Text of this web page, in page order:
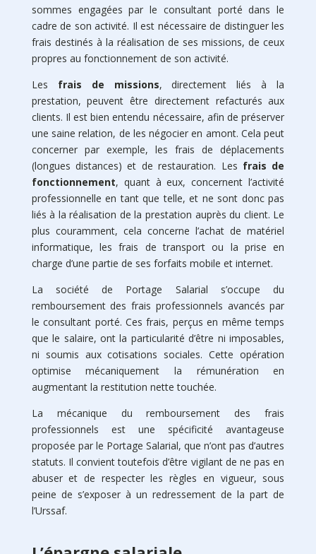
sommes engagées par le consultant porté dans le
cadre de son activité. Il est nécessaire de distinguer les
frais destinés à la réalisation de ses missions, de ceux
propres au fonctionnement de son activité.
Les frais de missions, directement liés à la
prestation, peuvent être directement refacturés aux
clients. Il est bien entendu nécessaire, afin de préserver
une saine relation, de les négocier en amont. Cela peut
concerner par exemple, les frais de déplacements
(longues distances) et de restauration. Les frais de
fonctionnement, quant à eux, concernent l’activité
professionnelle en tant que telle, et ne sont donc pas
liés à la réalisation de la prestation auprès du client. Le
plus couramment, cela concerne l’achat de matériel
informatique, les frais de transport ou la prise en
charge d’une partie de ses forfaits mobile et internet.
La société de Portage Salarial s’occupe du
remboursement des frais professionnels avancés par
le consultant porté. Ces frais, perçus en même temps
que le salaire, ont la particularité d’être ni imposables,
ni soumis aux cotisations sociales. Cette opération
optimise mécaniquement la rémunération en
augmentant la restitution nette touchée.
La mécanique du remboursement des frais
professionnels est une spécificité avantageuse
proposée par le Portage Salarial, que n’ont pas d’autres
statuts. Il convient toutefois d’être vigilant de ne pas en
abuser et de respecter les règles en vigueur, sous
peine de s’exposer à un redressement de la part de
l’Urssaf.